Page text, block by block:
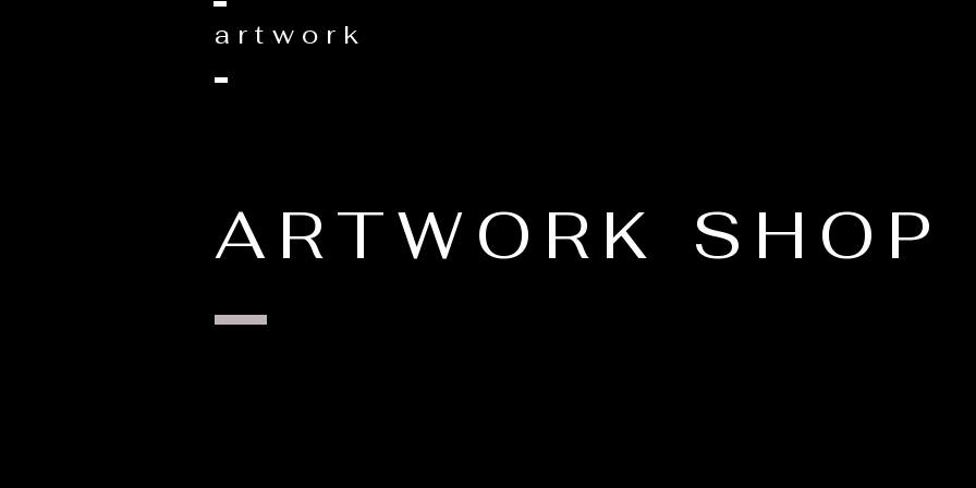
artwork
ARTWORK SHOP